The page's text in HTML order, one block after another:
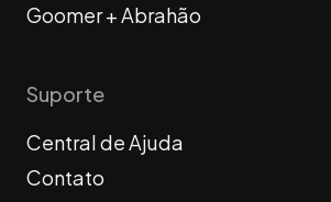
Goomer + Abrahão
Suporte
Central de Ajuda
Contato